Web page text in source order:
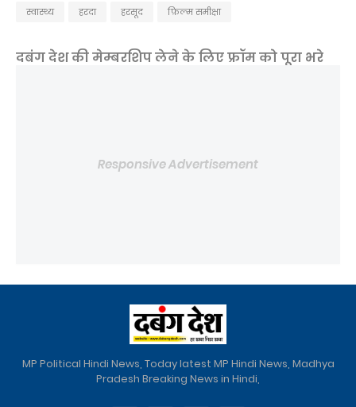
स्वास्थ्य
हरदा हरसूद फ़िल्म समीक्षा
दबंग देश की मेम्बरशिप लेने के लिए फ्रॉम को पूरा भरे
Responsive Advertisement
MP Political Hindi News, Today latest MP Hindi News, Madhya
Pradesh Breaking News in Hindi,